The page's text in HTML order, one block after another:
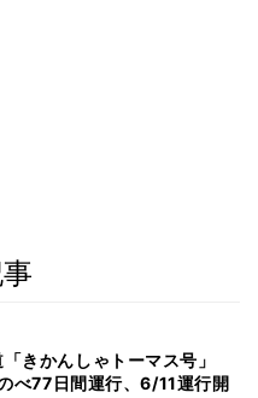
きかんしゃトーマス号」
べ77日間運行、6/11運行開